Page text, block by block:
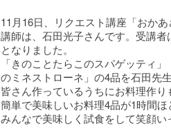
11月16日、リクエスト講座「おか
講師は、石田光子さんです。受講
となりました。
「きのことたらこのスパゲッティ
のミネストローネ」の4品を石田先
皆さん作っているうちにお料理作り
簡単で美味しいお料理4品が1時間ほ
みんなで美味しく試食をして笑顔い